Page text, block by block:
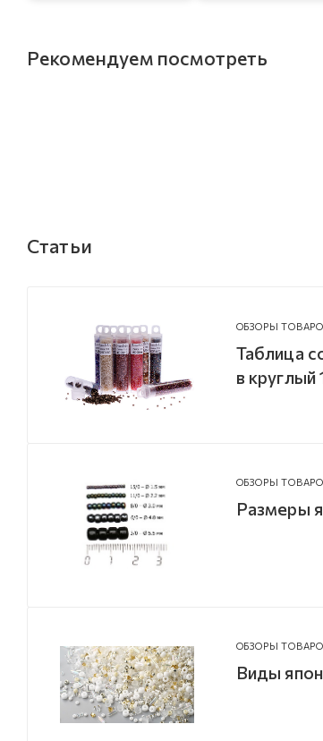
Рекомендуем посмотреть
Статьи
ОБЗОРЫ
Таблица
в круглый
ОБЗОРЫ
Размеры
ОБЗОРЫ
Виды